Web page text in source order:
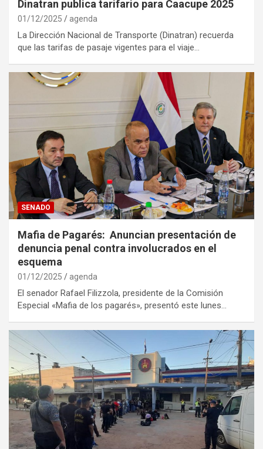
Dinatran publica tarifario para Caacupe 2025
01/12/2025 agenda
La Dirección Nacional de Transporte (Dinatran) recuerda
que las tarifas de pasaje vigentes para el viaje…
SENADO
Mafia de Pagarés: Anuncian presentación de
denuncia penal contra involucrados en el
esquema
01/12/2025 agenda
El senador Rafael Filizzola, presidente de la Comisión
Especial «Mafia de los pagarés», presentó este lunes…